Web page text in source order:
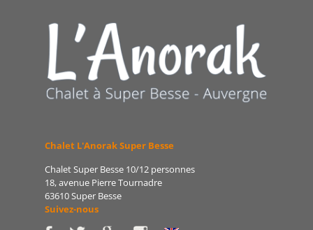
Chalet L'Anorak Super Besse
Chalet Super Besse 10/12 personnes
18, avenue Pierre Tournadre
63610 Super Besse
Suivez-nous